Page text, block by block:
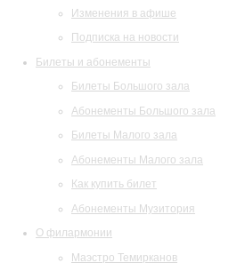
Изменения в афише
Подписка на новости
Билеты и абонементы
Билеты Большого зала
Абонементы Большого зала
Билеты Малого зала
Абонементы Малого зала
Как купить билет
Абонементы Музитория
О филармонии
Маэстро Темирканов